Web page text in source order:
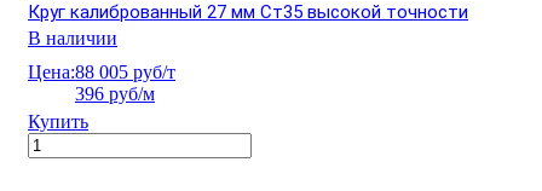
Круг калиброванный 27 мм Ст35 высокой точности
В наличии
Цена:88 005 руб/т
396 руб/м
Купить